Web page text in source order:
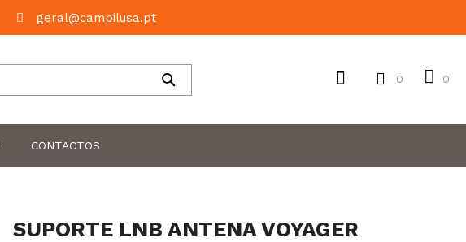
geral@campilusa.pt
Pesquisar
0 0
CONTACTOS
SUPORTE LNB ANTENA VOYAGER